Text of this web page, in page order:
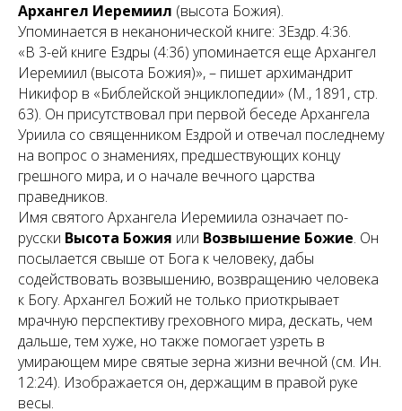
Архангел Иеремиил (высота Божия).
Упоминается в неканонической книге: 3Ездр. 4:36.
«В 3-ей книге Ездры (4:36) упоминается еще Архангел
Иеремиил (высота Божия)», – пишет архимандрит
Никифор в «Библейской энциклопедии» (М., 1891, стр.
63). Он присутствовал при первой беседе Архангела
Уриила со священником Ездрой и отвечал последнему
на вопрос о знамениях, предшествующих концу
грешного мира, и о начале вечного царства
праведников.
Имя святого Архангела Иеремиила означает по-
русски Высота Божия или Возвышение Божие. Он
посылается свыше от Бога к человеку, дабы
содействовать возвышению, возвращению человека
к Богу. Архангел Божий не только приоткрывает
мрачную перспективу греховного мира, дескать, чем
дальше, тем хуже, но также помогает узреть в
умирающем мире святые зерна жизни вечной (см. Ин.
12:24). Изображается он, держащим в правой руке
весы.